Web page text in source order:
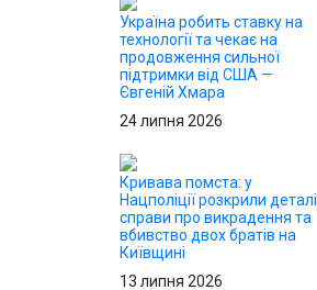
Україна робить ставку на
технології та чекає на
продовження сильної
підтримки від США —
Євгеній Хмара
24 липня 2026
Кривава помста: у
Нацполіції розкрили деталі
справи про викрадення та
вбивство двох братів на
Київщині
13 липня 2026